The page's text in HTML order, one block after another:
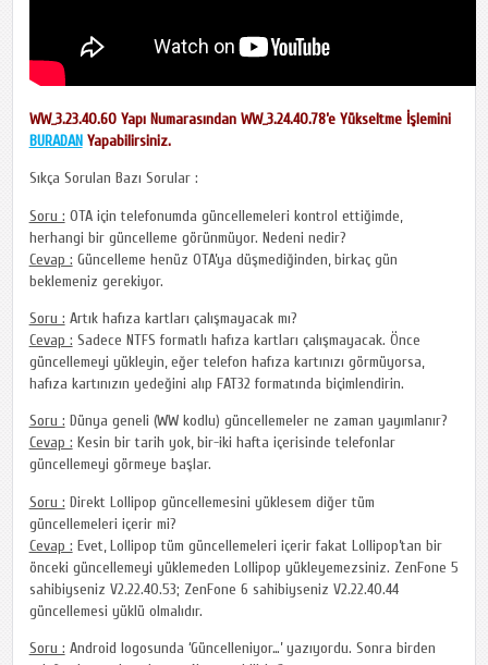
WW_3.23.40.60 Yapı Numarasından WW_3.24.40.78’e Yükseltme İşlemini
BURADANYapabilirsiniz.
Sıkça Sorulan Bazı Sorular :
Soru : OTA için telefonumda güncellemeleri kontrol ettiğimde,
herhangi bir güncelleme görünmüyor. Nedeni nedir?
Cevap : Güncelleme henüz OTA’ya düşmediğinden, birkaç gün
beklemeniz gerekiyor.
Soru : Artık hafıza kartları çalışmayacak mı?
Cevap : Sadece NTFS formatlı hafıza kartları çalışmayacak. Önce
güncellemeyi yükleyin, eğer telefon hafıza kartınızı görmüyorsa,
hafıza kartınızın yedeğini alıp FAT32 formatında biçimlendirin.
Soru : Dünya geneli (WW kodlu) güncellemeler ne zaman yayımlanır?
Cevap : Kesin bir tarih yok, bir-iki hafta içerisinde telefonlar
güncellemeyi görmeye başlar.
Soru : Direkt Lollipop güncellemesini yüklesem diğer tüm
güncellemeleri içerir mi?
Cevap : Evet, Lollipop tüm güncellemeleri içerir fakat Lollipop’tan bir
önceki güncellemeyi yüklemeden Lollipop yükleyemezsiniz. ZenFone 5
sahibiyseniz V2.22.40.53; ZenFone 6 sahibiyseniz V2.22.40.44
güncellemesi yüklü olmalıdır.
Soru : Android logosunda ‘Güncelleniyor…’ yazıyordu. Sonra birden